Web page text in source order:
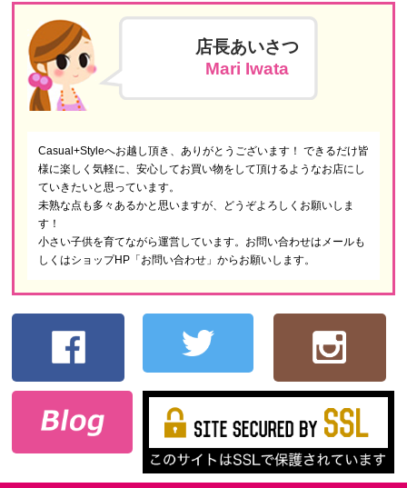
店長あいさつ
Mari Iwata
Casual+Styleへお越し頂き、ありがとうございます！ できるだけ皆
様に楽しく気軽に、安心してお買い物をして頂けるようなお店にし
ていきたいと思っています。
未熟な点も多々あるかと思いますが、どうぞよろしくお願いしま
す！
小さい子供を育てながら運営しています。お問い合わせはメールも
しくはショップHP「お問い合わせ」からお願いします。